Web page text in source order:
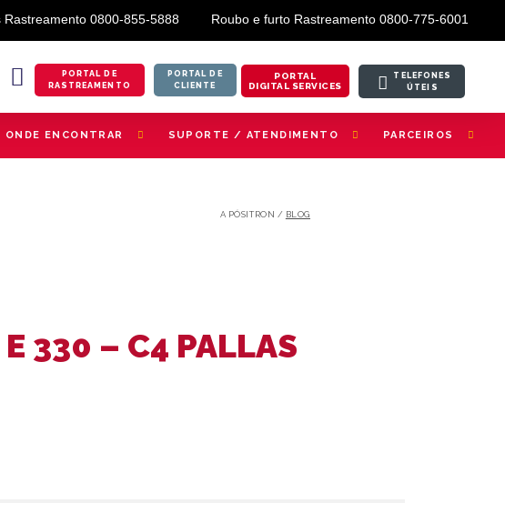
Rastreamento 0800-855-5888 Roubo e furto Rastreamento 0800-775-6001
PORTAL DE
RASTREAMENTO
PORTAL DE
CLIENTE
PORTAL
DIGITAL SERVICES
TELEFONES
ÚTEIS
ONDE ENCONTRAR SUPORTE / ATENDIMENTO PARCEIROS
A PÓSITRON / BLOG
330 – C4 PALLAS